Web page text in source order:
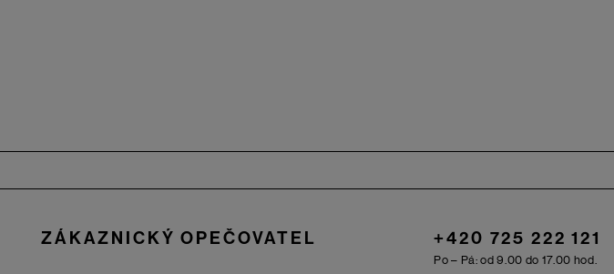
ZÁKAZNICKÝ OPEČOVATEL +420 725 222 121
Po – Pá: od 9.00 do 17.00 hod.